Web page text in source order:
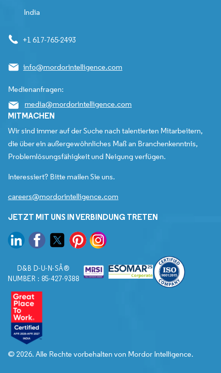
India
+1 617-765-2493
info@mordorintelligence.com
Medienanfragen:
media@mordorintelligence.com
MITMACHEN
Wir sind immer auf der Suche nach talentierten Mitarbeitern,
die über ein außergewöhnliches Maß an Branchenkenntnis,
Problemlösungsfähigkeit und Neigung verfügen.
Interessiert? Bitte mailen Sie uns.
careers@mordorintelligence.com
JETZT MIT UNS IN VERBINDUNG TRETEN
D&B D-U-N-SÂ®
NUMBER : 85-427-9388
© 2026. Alle Rechte vorbehalten von Mordor Intelligence.